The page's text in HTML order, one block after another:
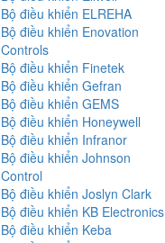
Bộ điều khiển ELREHA
Bộ điều khiển Enovation
Controls
Bộ điều khiển Finetek
Bộ điều khiển Gefran
Bộ điều khiển GEMS
Bộ điều khiển Honeywell
Bộ điều khiển Infranor
Bộ điều khiển Johnson
Control
Bộ điều khiển Joslyn Clark
Bộ điều khiển KB Electronics
Bộ điều khiển Keba